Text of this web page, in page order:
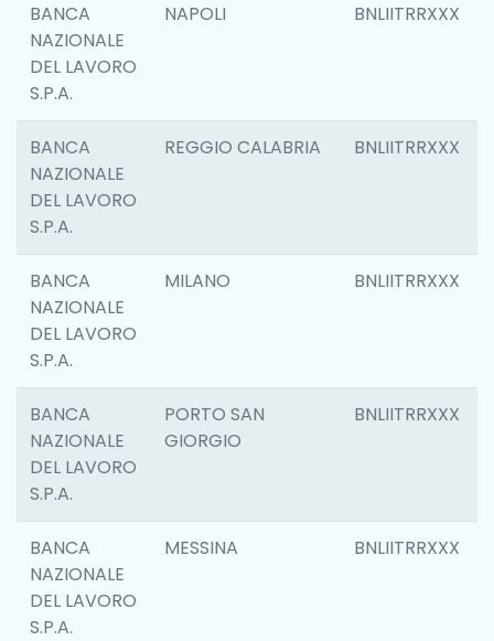
BANCA
NAZIONALE
DEL LAVORO
S.P.A.
NAPOLI BNLIITRRXXX
BANCA
NAZIONALE
DEL LAVORO
S.P.A.
REGGIO CALABRIA BNLIITRRXXX
BANCA
NAZIONALE
DEL LAVORO
S.P.A.
MILANO BNLIITRRXXX
BANCA
NAZIONALE
DEL LAVORO
S.P.A.
PORTO SAN
GIORGIO
BNLIITRRXXX
BANCA
NAZIONALE
DEL LAVORO
S.P.A.
MESSINA BNLIITRRXXX